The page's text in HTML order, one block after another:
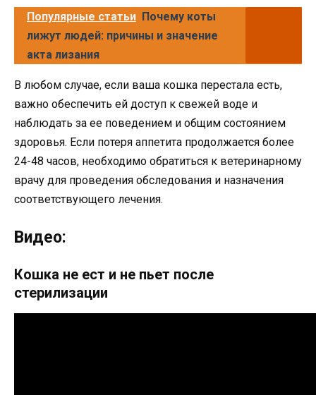
Популярные статьи Почему коты
лижут людей: причины и значение
акта лизания
В любом случае, если ваша кошка перестала есть,
важно обеспечить ей доступ к свежей воде и
наблюдать за ее поведением и общим состоянием
здоровья. Если потеря аппетита продолжается более
24-48 часов, необходимо обратиться к ветеринарному
врачу для проведения обследования и назначения
соответствующего лечения.
Видео:
Кошка не ест и не пьет после
стерилизации